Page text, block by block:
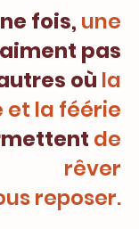
fois, une
pas
où la
et la féérie
de
rêver
reposer.